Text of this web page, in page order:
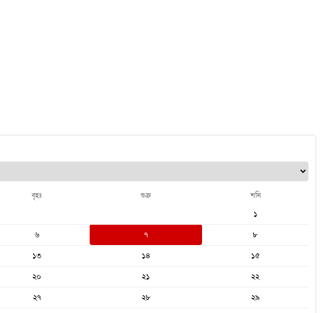
বৃহঃ শুক্র শনি
১
৬ ৭
৮
১৩ ১৪
১৫
২০ ২১
২২
২৭ ২৮ ২৯